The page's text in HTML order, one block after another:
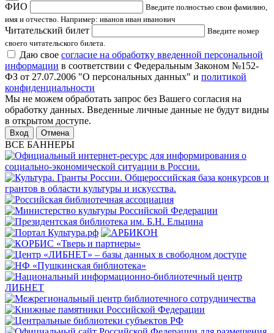
ФИО
Введите полностью свои фамилию,
имя и отчество. Например: иванов иван иванович
Читательский билет
Введите номер
своего читательского билета.
Даю свое согласие на обработку введенной персональной
информации в соответствии с Федеральным Законом №152-
ФЗ от 27.07.2006 "О персональных данных" и политикой
конфиденциальности
Мы не можем обработать запрос без Вашего согласия на
обработку данных. Введенные личные данные не будут видны
в открытом доступе.
Отмена
ВСЕ БАННЕРЫ